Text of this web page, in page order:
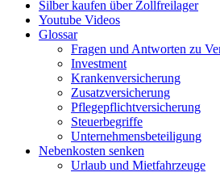
Silber kaufen über Zollfreilager
Youtube Videos
Glossar
Fragen und Antworten zu
Investment
Krankenversicherung
Zusatzversicherung
Pflegepflichtversicherung
Steuerbegriffe
Unternehmensbeteiligung
Nebenkosten senken
Urlaub und Mietfahrzeuge